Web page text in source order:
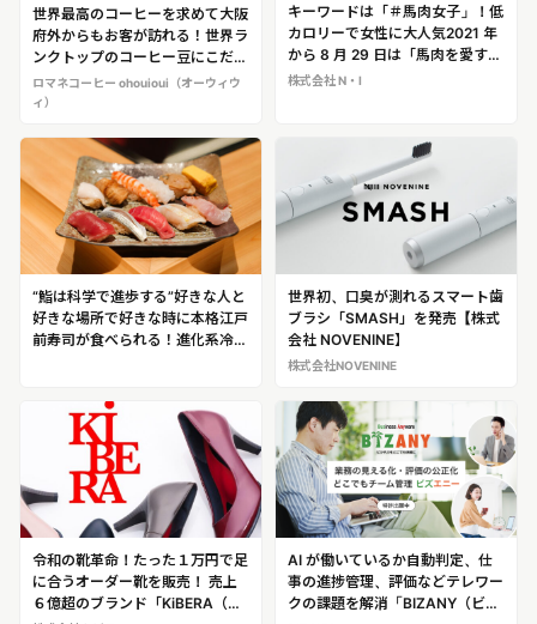
世界最高のコーヒーを求めて大阪
府外からもお客が訪れる！世界ラ
ンクトップのコーヒー豆にこだわ
ったコーヒー専門店！「ロマネコ
ーヒー ohouioui（オーウィウ
ロマネコーヒー ohouioui（オーウィウ
ィ）
キーワードは「＃馬肉女子」！低
カロリーで女性に大人気2021 年
から 8 月 29 日は「馬肉を愛する
日」に認定（日本記念日協会）
株式会社 N・I
“鮨は科学で進歩する”好きな人と
好きな場所で好きな時に本格江戸
前寿司が食べられる！進化系冷凍
世界初、口臭が測れるスマート歯
ブラシ「SMASH」を発売【株式
会社 NOVENINE】
株式会社NOVENINE
令和の靴革命！たった１万円で足
に合うオーダー靴を販売！ 売上
６億超のブランド「KiBERA（キ
AI が働いているか自動判定、仕
事の進捗管理、評価などテレワー
クの課題を解消「BIZANY（ビズ